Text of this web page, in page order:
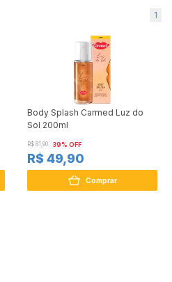
1
Body Splash Carmed Luz do
Sol 200ml
R$ 81,90 39% OFF
R$ 49,90
Comprar